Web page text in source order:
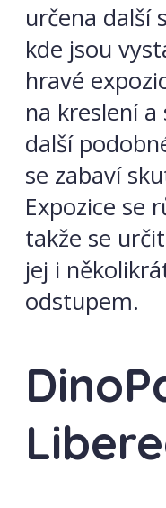
určena další
kde jsou
hravé
na kreslení a
další
se zabaví
Expozice se
takže se
jej i
odstupem.